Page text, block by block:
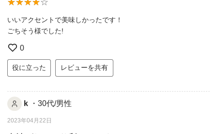
いいアクセントで美味しかったです！
ごちそう様でした!
0
役に立った レビューを共有
k ・30代/男性
2023年04月22日